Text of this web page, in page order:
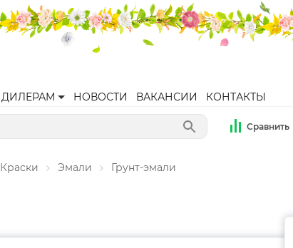
ДИЛЕРАМ НОВОСТИ ВАКАНСИИ КОНТАКТЫ
Сравнить
Краски Эмали Грунт-эмали